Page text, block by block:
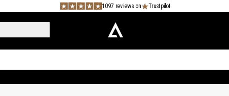
1097 reviews on Trustpilot